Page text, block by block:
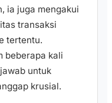
ia juga mengakui
transaksi
tertentu.
beberapa kali
untuk
krusial.